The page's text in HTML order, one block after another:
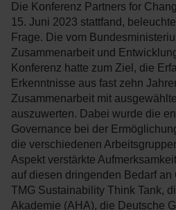
Die Konferenz Partners for
15. Juni 2023 stattfand,
Frage. Die vom
Zusammenarbeit und
Konferenz hatte zum Ziel, die
Erkenntnisse aus fast zehn
Zusammenarbeit mit
auszuwerten. Dabei wurde die
Governance bei der
die verschiedenen
Aspekt verstärkte
auf diesen dringenden Bedarf
TMG Sustainability Think Tank,
Akademie (AHA), die Deutsche